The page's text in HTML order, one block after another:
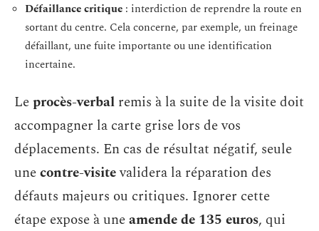
Défaillance critique : interdiction de reprendre la route en
sortant du centre. Cela concerne, par exemple, un freinage
défaillant, une fuite importante ou une identification
incertaine.
Leprocès-verbal remis à la suite de la visite doit
accompagner la carte grise lors de vos
déplacements. En cas de résultat négatif, seule
unecontre-visitevalidera la réparation des
défauts majeurs ou critiques. Ignorer cette
étape expose à uneamende de 135 euros, qui